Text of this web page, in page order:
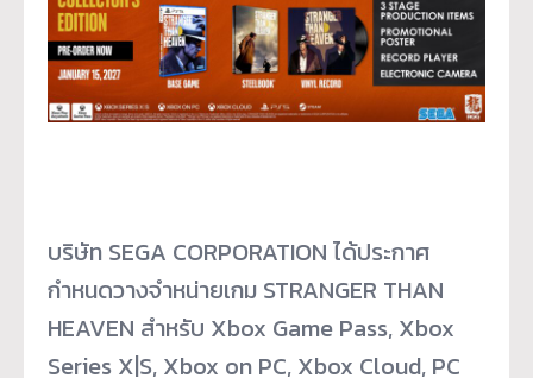
บริษัท SEGA CORPORATION ได้ประกาศ
กำหนดวางจำหน่ายเกม STRANGER THAN
HEAVEN สำหรับ Xbox Game Pass, Xbox
Series X|S, Xbox on PC, Xbox Cloud, PC